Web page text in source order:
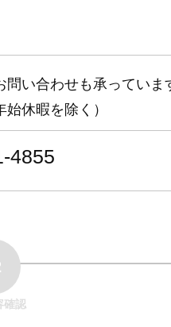
い合わせも承っていま
始休暇を除く）
4855
確認